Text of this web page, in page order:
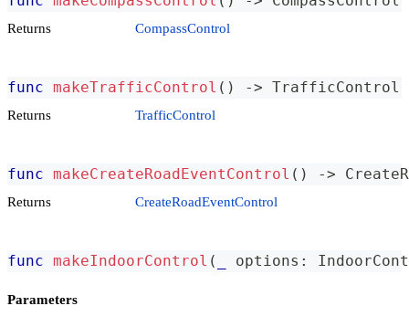
Returns CompassControl
func makeTrafficControl ( ) -> TrafficControl
Returns TrafficControl
func makeCreateRoadEventControl ( ) ->
Returns CreateRoadEventControl
func makeIndoorControl ( options :
Parameters